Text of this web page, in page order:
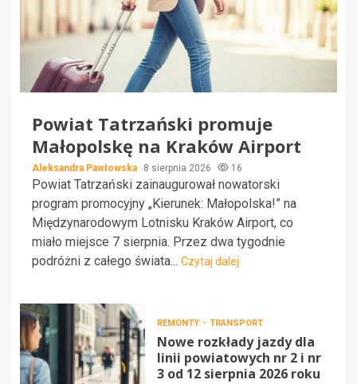
Powiat Tatrzański promuje
Małopolskę na Kraków Airport
Aleksandra Pawłowska 8 sierpnia 2026 16
Powiat Tatrzański zainaugurował nowatorski
program promocyjny „Kierunek: Małopolska!” na
Międzynarodowym Lotnisku Kraków Airport, co
miało miejsce 7 sierpnia. Przez dwa tygodnie
podróżni z całego świata... Czytaj dalej
REMONTY TRANSPORT
Nowe rozkłady jazdy dla
linii powiatowych nr 2 i nr
3 od 12 sierpnia 2026 roku